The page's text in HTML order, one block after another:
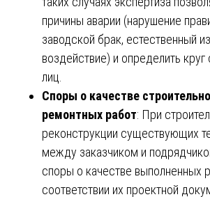
причины аварии (нарушение
заводской брак, естественный
воздействие) и определить круг
лиц.
Споры о качестве
ремонтных работ: При
реконструкции существующих
между заказчиком и
споры о качестве выполненных
соответствии их проектной